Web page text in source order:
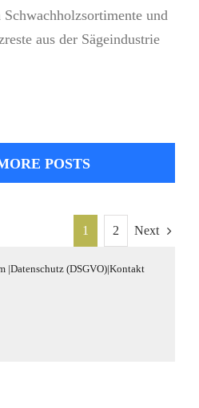
und
aus der Sägeindustrie
POSTS
1 2 Next
|Datenschutz (DSGVO)|Kontakt